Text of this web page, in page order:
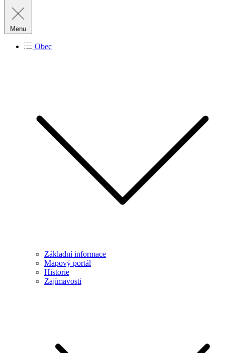
Menu
Obec
Základní informace
Mapový portál
Historie
Zajímavosti